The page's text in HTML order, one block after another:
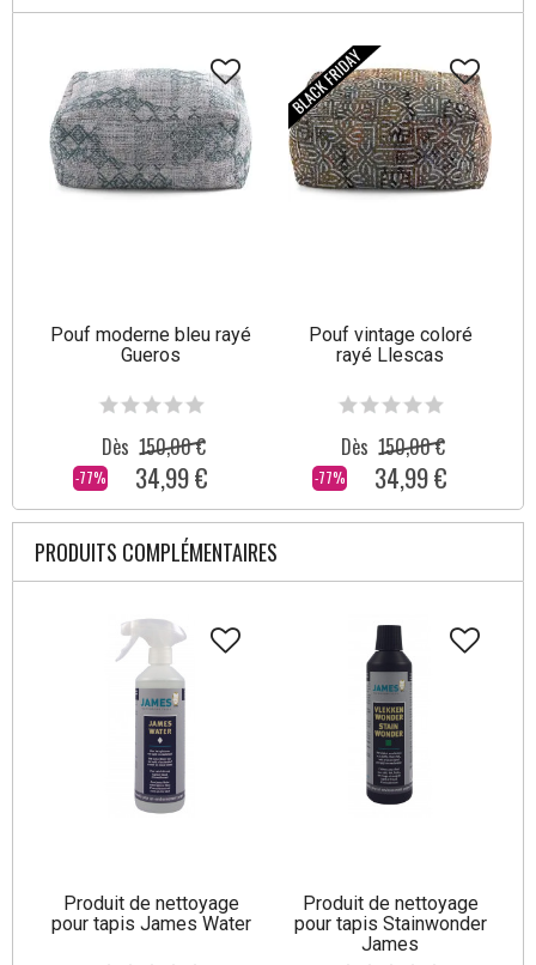
Pouf moderne bleu rayé
Gueros
-77%
Dès 150,00 €
34,99 €
Pouf vintage coloré
rayé Llescas
-77%
Dès 150,00 €
34,99 €
PRODUITS COMPLÉMENTAIRES
Produit de nettoyage
pour tapis James Water
Produit de nettoyage
pour tapis Stainwonder
James